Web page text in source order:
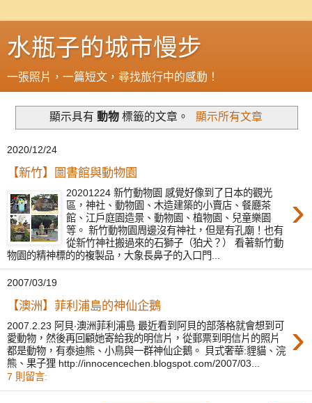
水瓶子的城市慢步
一張照片，一篇短文，尋找旅行中的感動！
顯示具有 動物標籤的文章。 顯示所有文章
2020/12/24
【新竹】圖書館與動物園
›
20201224 新竹動物園 感覺好像到了日本的觀光
區，神社、動物園、木造建築的小賣店、餐廳茶
館、江戶庭園造景、動物園、植物園、兒童樂園
等。 新竹動物園周邊沒有神社，但是有孔廟！也有
從新竹神社搬過來的石獅子（狛犬？） 看著新竹動
物園的精神標的的複製品，大象長鼻子的入口門...
2007/03/19
【澳洲】菲利浦島的神仙企鵝
›
2007.2.23 阿貝‧澳洲菲利浦島 最近看到阿貝的部落格就會想到可
愛動物，然後再回顧她寄給我的明信片，從郵票到明信片的照片
都是動物，有泰迪熊、小鳥與一群神仙企鵝。 貝式奢華:貍貓、浣
熊、果子狸 http://innocencechen.blogspot.com/2007/03...
7 則留言: